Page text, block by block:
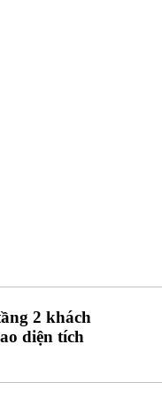
2 khách
diện tích